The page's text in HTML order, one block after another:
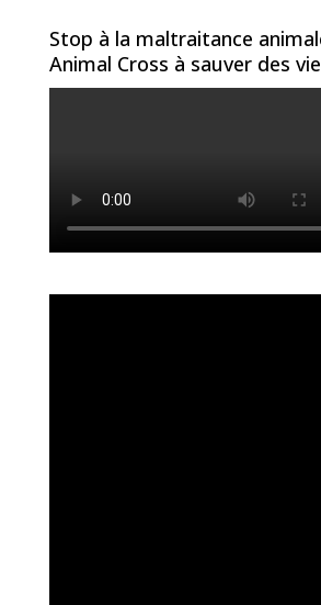
Stop à la maltraitance
Animal Cross à sauver des